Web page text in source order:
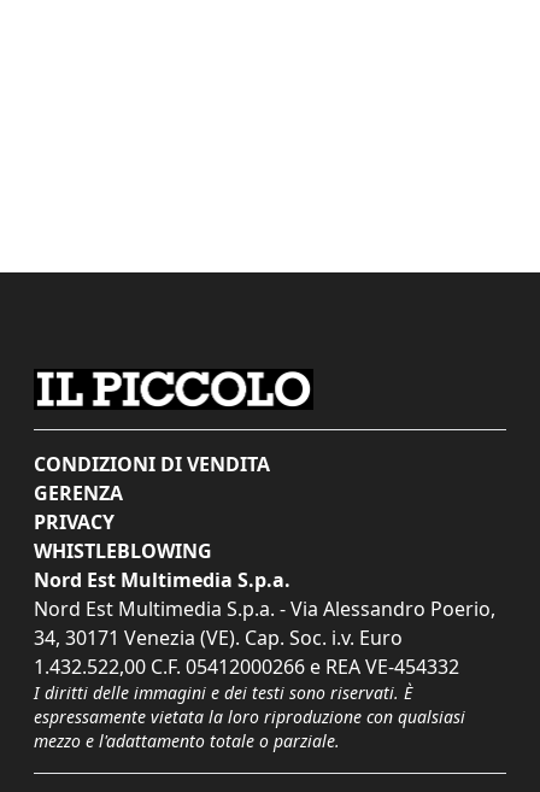
CONDIZIONI DI VENDITA
GERENZA
PRIVACY
WHISTLEBLOWING
Nord Est Multimedia S.p.a.
Nord Est Multimedia S.p.a. - Via Alessandro Poerio,
34, 30171 Venezia (VE). Cap. Soc. i.v. Euro
1.432.522,00 C.F. 05412000266 e REA VE-454332
I diritti delle immagini e dei testi sono riservati. È
espressamente vietata la loro riproduzione con qualsiasi
mezzo e l'adattamento totale o parziale.